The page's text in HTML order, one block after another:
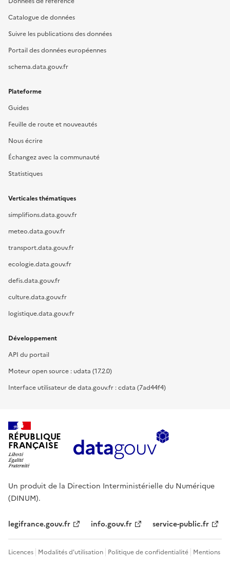
Catalogue de données
Suivre les publications des données
Portail des données européennes
schema.data.gouv.fr
Plateforme
Guides
Feuille de route et nouveautés
Nous écrire
Échangez avec la communauté
Statistiques
Verticales thématiques
simplifions.data.gouv.fr
meteo.data.gouv.fr
transport.data.gouv.fr
ecologie.data.gouv.fr
defis.data.gouv.fr
culture.data.gouv.fr
logistique.data.gouv.fr
Développement
API du portail
Moteur open source : udata (17.2.0)
Interface utilisateur de data.gouv.fr : cdata (7ad44f4)
RÉPUBLIQUE
FRANÇAISE
Un produit de la Direction Interministérielle du Numérique
(DINUM).
legifrance.gouv.fr info.gouv.fr service-public.fr
Licences Modalités d'utilisation Politique de confidentialité Mentions